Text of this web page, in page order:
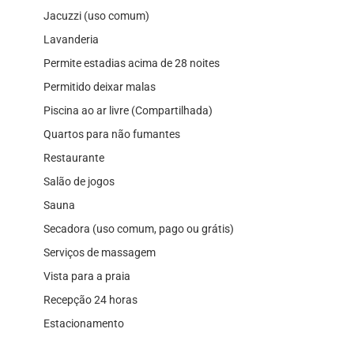
Jacuzzi (uso comum)
Lavanderia
Permite estadias acima de 28 noites
Permitido deixar malas
Piscina ao ar livre (Compartilhada)
Quartos para não fumantes
Restaurante
Salão de jogos
Sauna
Secadora (uso comum, pago ou grátis)
Serviços de massagem
Vista para a praia
Recepção 24 horas
Estacionamento